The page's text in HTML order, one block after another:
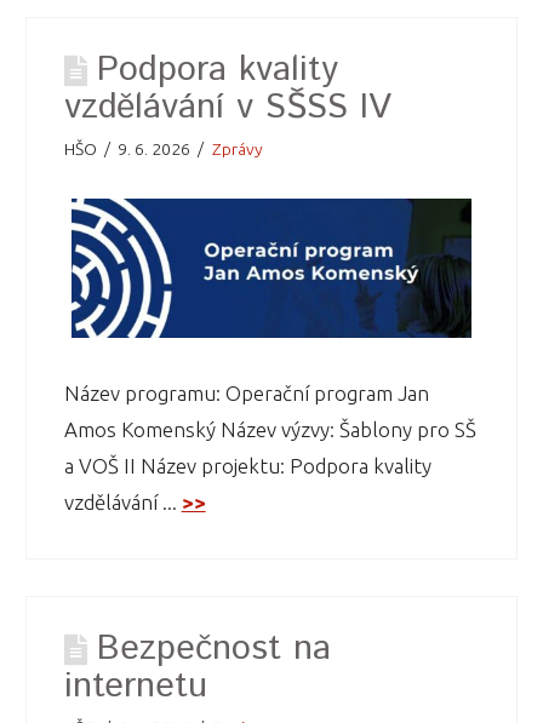
Podpora kvality
vzdělávání v SŠSS IV
HŠO 9. 6. 2026 Zprávy
Název programu: Operační program Jan
Amos Komenský Název výzvy: Šablony pro SŠ
a VOŠ II Název projektu: Podpora kvality
vzdělávání ... >>
Bezpečnost na
internetu